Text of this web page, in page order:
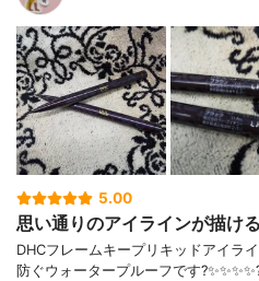
5.00
思い通りのアイラインが描ける
DHCフレームキープリキッドアイラ
防ぐウォータープルーフです